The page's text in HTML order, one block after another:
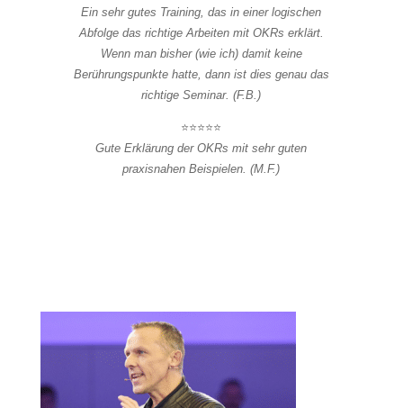
Ein sehr gutes Training, das in einer logischen
Abfolge das richtige Arbeiten mit OKRs erklärt.
Wenn man bisher (wie ich) damit keine
Berührungspunkte hatte, dann ist dies genau das
richtige Seminar. (F.B.)
⭐⭐⭐⭐⭐
Gute Erklärung der OKRs mit sehr guten
praxisnahen Beispielen. (M.F.)